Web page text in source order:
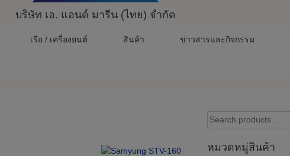
บริษัท เอ. แอนด์ มารีน (ไทย) จำกัด
เรือ / เครื่องยนต์ สินค้า ข่าวสารและกิจกรรม
Search
for:
หมวดหมู่สินค้า